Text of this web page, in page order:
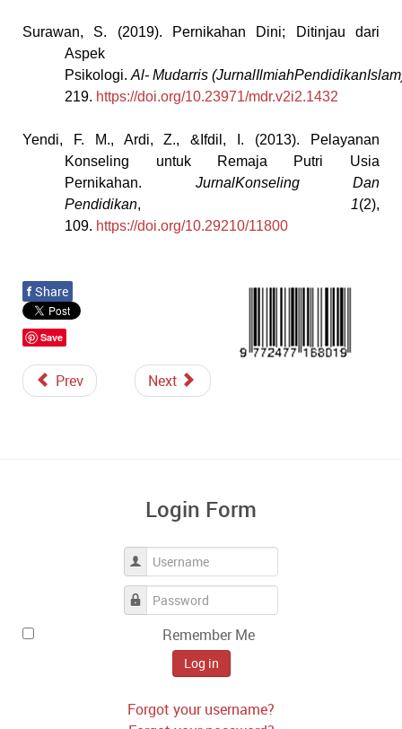
Surawan, S. (2019). Pernikahan Dini; Ditinjau dari
Aspek
Psikologi.Al- Mudarris
219. https://doi.org/10.23971/mdr.v2i2.1432
Yendi, F. M., Ardi, Z., &Ifdil, I. (2013). Pelayanan
Konseling untuk Remaja
Putri Usia
Pernikahan. JurnalKonseling Dan
Pendidikan, 1(2),
109. https://doi.org/10.29210/11800
f Share
Save
Prev Next
Login Form
Username
Password
Remember Me
Log in
Forgot your username?